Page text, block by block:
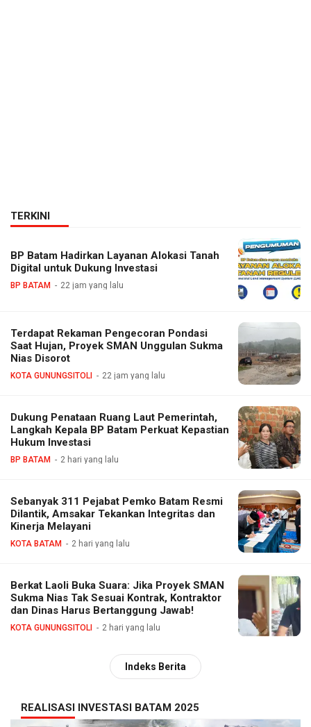
TERKINI
BP Batam Hadirkan Layanan Alokasi Tanah
Digital untuk Dukung Investasi
BP BATAM 22 jam yang lalu
Terdapat Rekaman Pengecoran Pondasi
Saat Hujan, Proyek SMAN Unggulan Sukma
Nias Disorot
KOTA GUNUNGSITOLI 22 jam yang lalu
Dukung Penataan Ruang Laut Pemerintah,
Langkah Kepala BP Batam Perkuat Kepastian
Hukum Investasi
BP BATAM 2 hari yang lalu
Sebanyak 311 Pejabat Pemko Batam Resmi
Dilantik, Amsakar Tekankan Integritas dan
Kinerja Melayani
KOTA BATAM 2 hari yang lalu
Berkat Laoli Buka Suara: Jika Proyek SMAN
Sukma Nias Tak Sesuai Kontrak, Kontraktor
dan Dinas Harus Bertanggung Jawab!
KOTA GUNUNGSITOLI 2 hari yang lalu
Indeks Berita
REALISASI INVESTASI BATAM 2025